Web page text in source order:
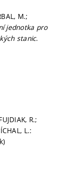
M.;
jednotka pro
stanic.
R.;
L.: